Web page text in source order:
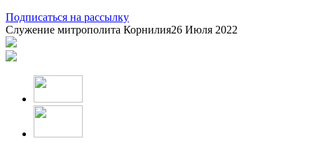
Подписаться на рассылку
Служение митрополита Корнилия26 Июля 2022